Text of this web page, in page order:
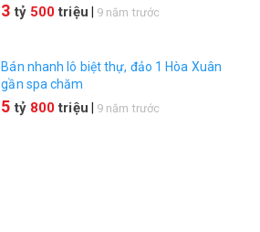
3tỷ500triệu 9 năm trước
Bán nhanh lô biệt thự, đảo 1 Hòa Xuân
gần spa chăm
5tỷ800triệu 9 năm trước